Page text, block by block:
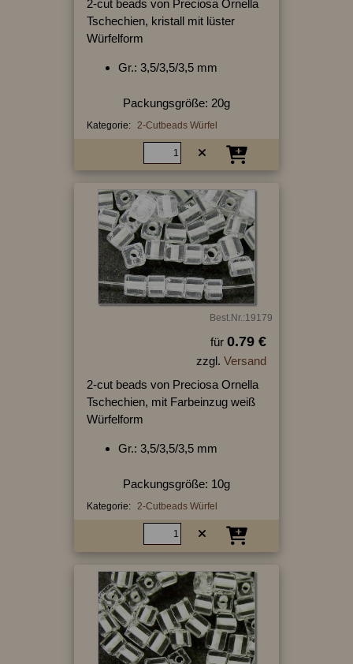
2-cut beads von Preciosa Ornella
Tschechien, kristall mit lüster
Würfelform
Gr.: 3,5/3,5/3,5 mm
Packungsgröße: 20g
Kategorie: 2-Cutbeads Würfel
Best.Nr.:19179
für 0.79 €
zzgl. Versand
2-cut beads von Preciosa Ornella
Tschechien, mit Farbeinzug weiß
Würfelform
Gr.: 3,5/3,5/3,5 mm
Packungsgröße: 10g
Kategorie: 2-Cutbeads Würfel